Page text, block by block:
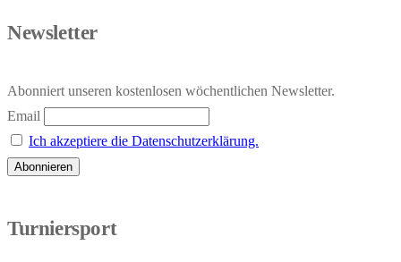
Newsletter
Abonniert unseren kostenlosen wöchentlichen Newsletter.
Email
Ich akzeptiere die Datenschutzerklärung.
Turniersport